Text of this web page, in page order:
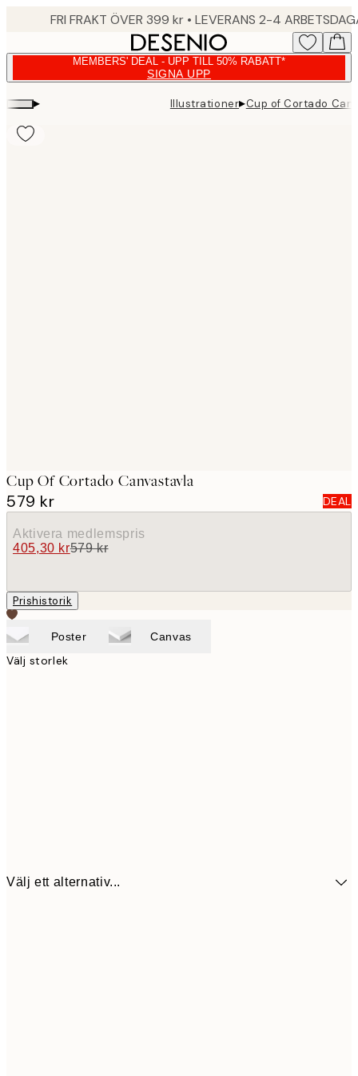
FRI FRAKT ÖVER 399 kr • LEVERANS 2-4
MEMBERS' DEAL - UPP TILL 50% RABATT*
SIGNA UPP
▸ Illustrationer▸Cup of Cortado
Cup Of Cortado Canvastavla
579 kr DEAL
Aktivera medlemspris
405,30 kr579 kr
Prishistorik
Poster Canvas
Välj storlek
Välj ett alternativ...